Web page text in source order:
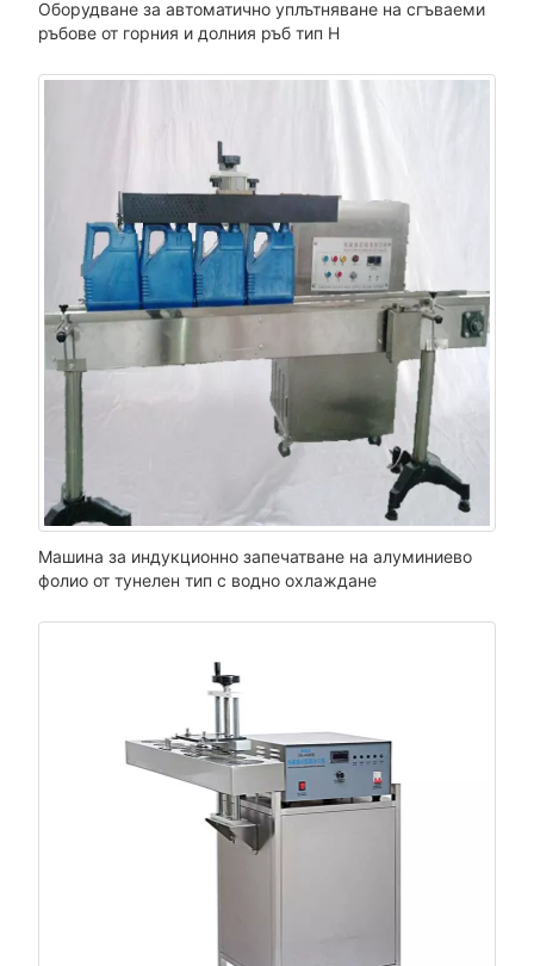
Оборудване за автоматично уплътняване на сгъваеми
ръбове от горния и долния ръб тип H
Машина за индукционно запечатване на алуминиево
фолио от тунелен тип с водно охлаждане